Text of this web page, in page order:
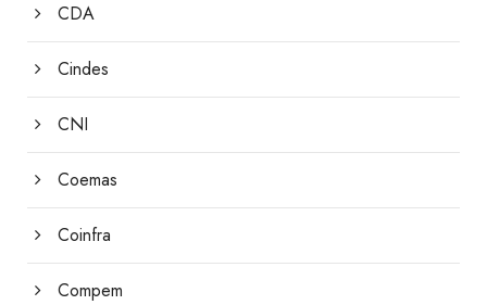
CDA
Cindes
CNI
Coemas
Coinfra
Compem